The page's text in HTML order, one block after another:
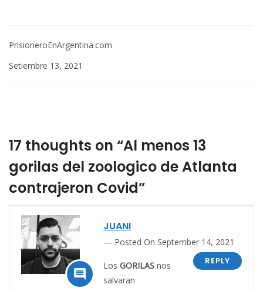
PrisioneroEnArgentina.com
Setiembre 13, 2021
17 thoughts on “Al menos 13
gorilas del zoologico de Atlanta
contrajeron Covid”

JUANI
Posted On September 14, 2021
REPLY
Los GORILAS nos
salvaran